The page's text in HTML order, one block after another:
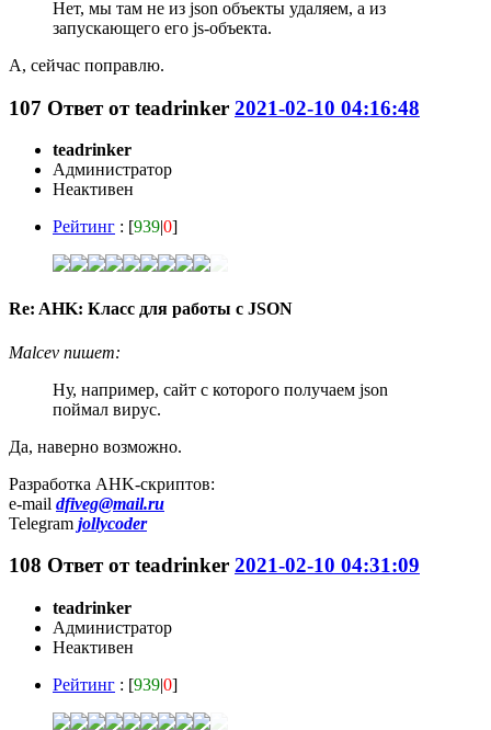
Нет, мы там не из json объекты удаляем, а из
запускающего его js-объекта.
А, сейчас поправлю.
107 Ответ отteadrinker 2021-02-10 04:16:48
teadrinker
Администратор
Неактивен
Рейтинг : [939|0]
Re: AHK: Класс для работы с JSON
Malcev пишет:
Ну, например, сайт с которого получаем json
поймал вирус.
Да, наверно возможно.
Разработка AHK-скриптов:
e-mail dfiveg@mail.ru
Telegram jollycoder
108 Ответ отteadrinker 2021-02-10 04:31:09
teadrinker
Администратор
Неактивен
Рейтинг : [939|0]